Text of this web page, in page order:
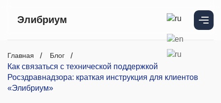
Элибриум
Главная Блог
Как связаться с технической поддержкой
Росздравнадзора: краткая инструкция для клиентов
«Элибриум»